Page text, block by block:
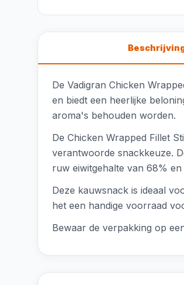
De Vadigran Chicken
en biedt een heerlijke
aroma's behouden worden.
De Chicken Wrapped Fillet
verantwoorde snackkeuze.
ruw eiwitgehalte van 68%
Deze kauwsnack is ideaal
het een handige voorraad
Bewaar de verpakking op